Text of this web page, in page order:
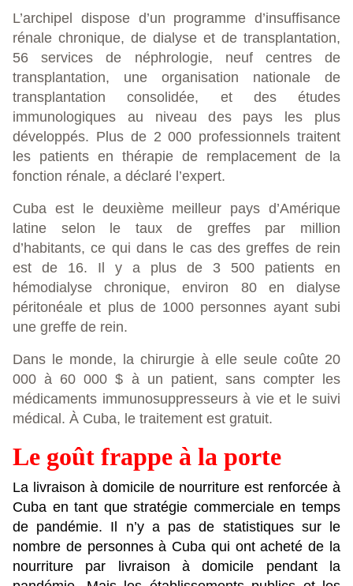
L’archipel dispose d’un programme d’insuffisance
rénale chronique, de dialyse et de transplantation,
56 services de néphrologie, neuf centres de
transplantation, une organisation nationale de
transplantation consolidée, et des études
immunologiques au niveau des pays les plus
développés. Plus de 2 000 professionnels traitent
les patients en thérapie de remplacement de la
fonction rénale, a déclaré l’expert.
Cuba est le deuxième meilleur pays d’Amérique
latine selon le taux de greffes par million
d’habitants, ce qui dans le cas des greffes de rein
est de 16. Il y a plus de 3 500 patients en
hémodialyse chronique, environ 80 en dialyse
péritonéale et plus de 1000 personnes ayant subi
une greffe de rein.
Dans le monde, la chirurgie à elle seule coûte 20
000 à 60 000 $ à un patient, sans compter les
médicaments immunosuppresseurs à vie et le suivi
médical. À Cuba, le traitement est gratuit.
Le goût frappe à la porte
La livraison à domicile de nourriture est renforcée à
Cuba en tant que stratégie commerciale en temps
de pandémie. Il n’y a pas de statistiques sur le
nombre de personnes à Cuba qui ont acheté de la
nourriture par livraison à domicile pendant la